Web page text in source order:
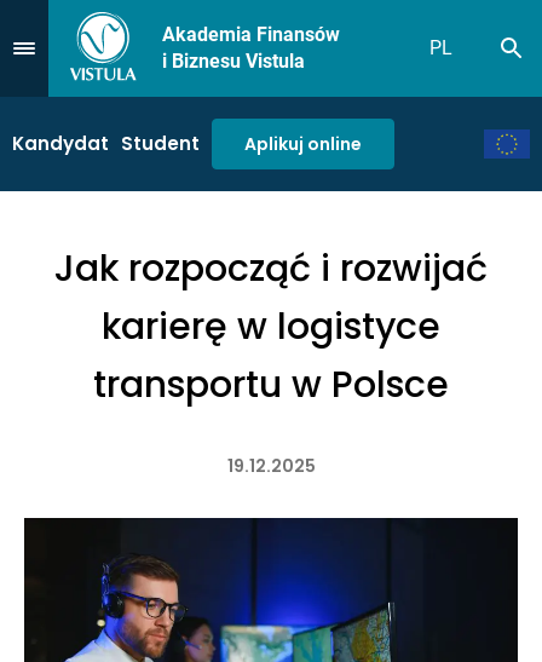
Przejdź do Menu
Akademia Finansów
i Biznesu Vistula
PL
Kandydat Student Aplikuj online
Jak rozpocząć i rozwijać
karierę w logistyce
transportu w Polsce
19.12.2025